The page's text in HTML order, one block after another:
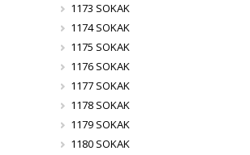
1173 SOKAK
1174 SOKAK
1175 SOKAK
1176 SOKAK
1177 SOKAK
1178 SOKAK
1179 SOKAK
1180 SOKAK